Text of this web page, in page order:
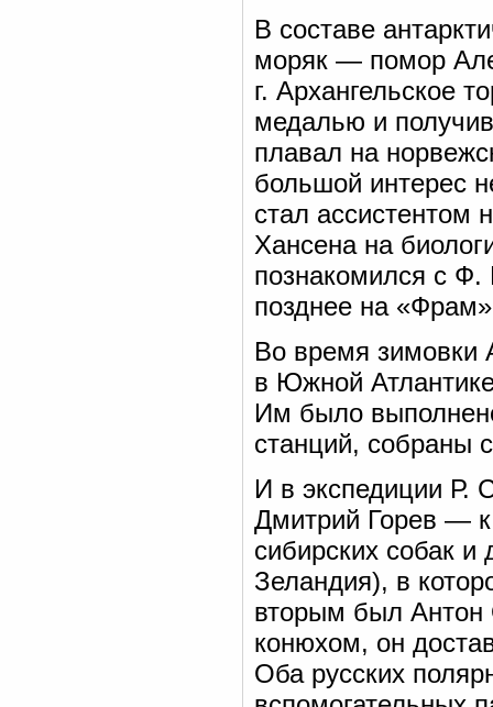
В составе
моряк — помор
г. Архангельское
медалью и
плавал на
большой интерес
стал ассистентом
Хансена на
познакомился с Ф.
позднее на
Во время зимовки
в Южной
Им было
станций, собраны
И в экспедиции Р.
Дмитрий Горев —
сибирских собак
Зеландия), в
вторым был Антон
конюхом, он
Оба русских